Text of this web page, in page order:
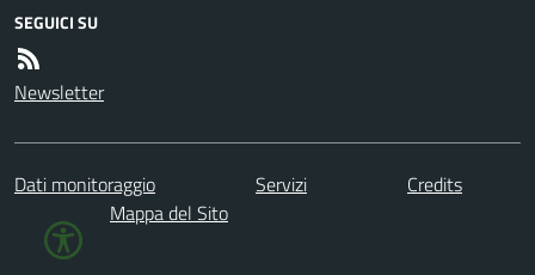
SEGUICI SU
Newsletter
Dati monitoraggio Servizi
Credits
Mappa del Sito